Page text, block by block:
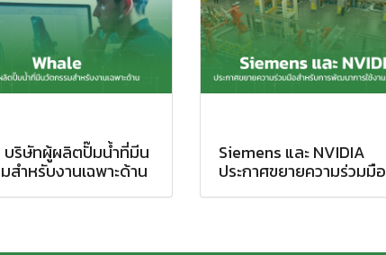
บริษัทผู้ผลิตปั๊มน้ำที่มีน
สำหรับงานเฉพาะด้าน
Siemens และ NVIDIA
ประกาศขยายความร่วมมือ